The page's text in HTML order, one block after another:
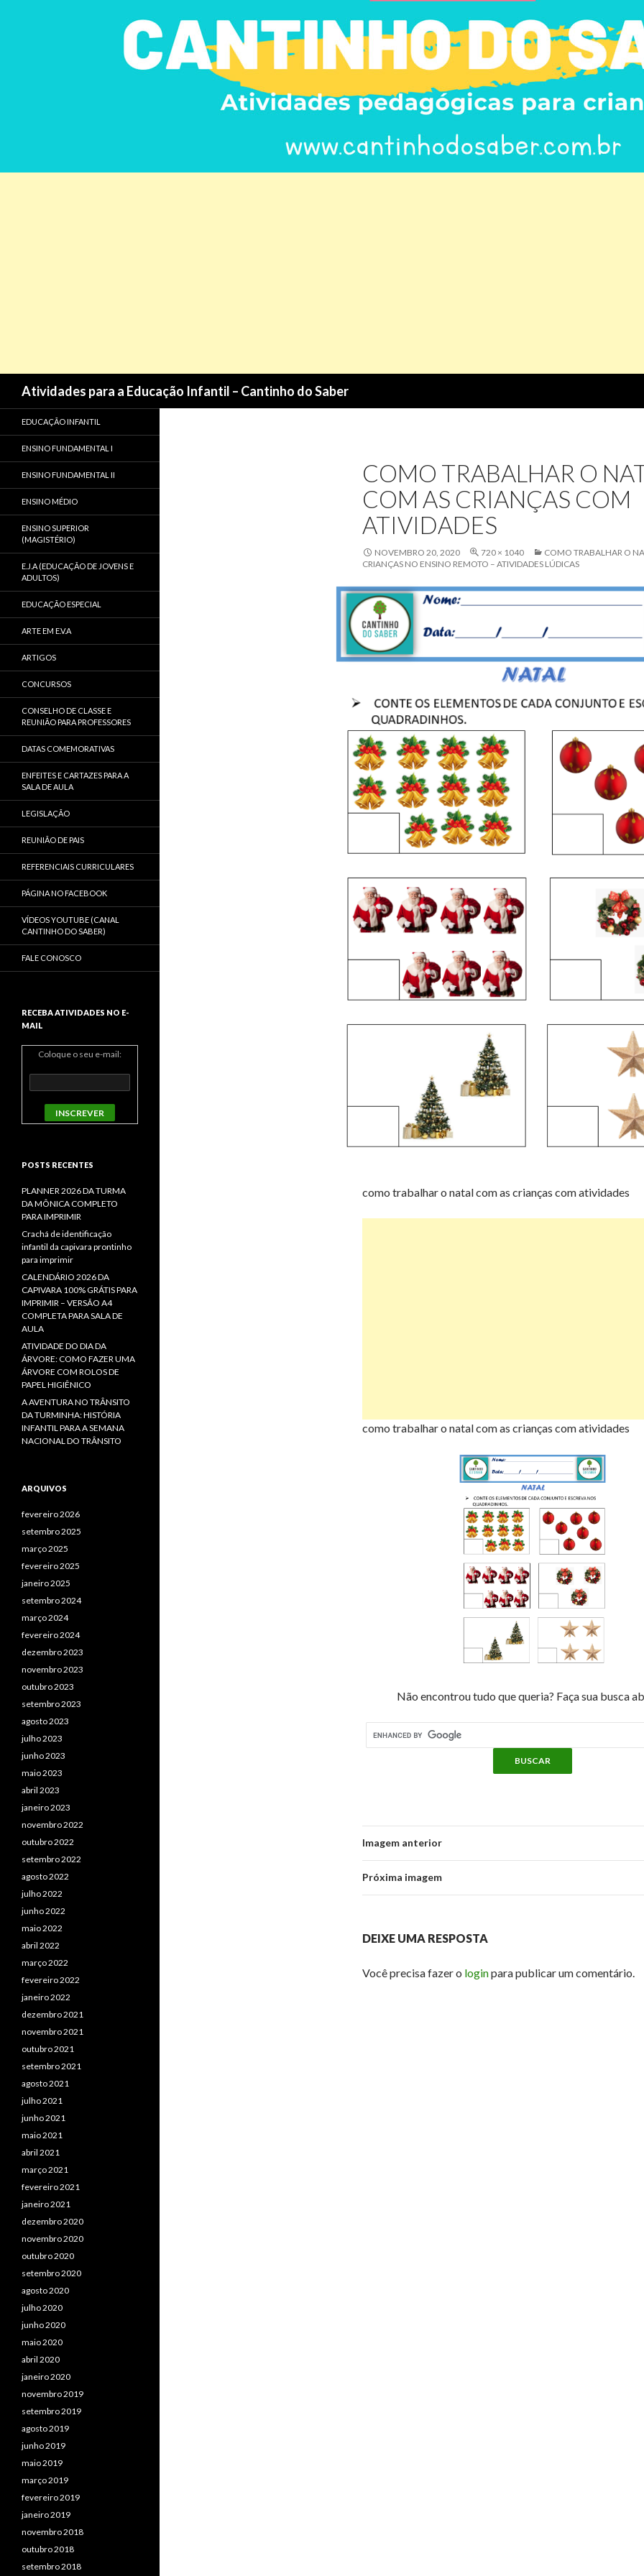
Atividades para a Educação Infantil – Cantinho do Saber
COMO TRABALHAR O
COM AS CRIANÇAS COM
ATIVIDADES
NOVEMBRO 20, 2020 720 × 1040
COMO TRABALHAR O
CRIANÇAS NO ENSINO REMOTO – ATIVIDADES LÚDICAS
como trabalhar o natal com as crianças com atividades
como trabalhar o natal com as crianças com atividades
Não encontrou tudo que queria? Faça sua busca
Imagem anterior
Próxima imagem
DEIXE UMA RESPOSTA
Você precisa fazer o loginpara publicar um comentário.
EDUCAÇÃO INFANTIL
ENSINO FUNDAMENTAL I
ENSINO FUNDAMENTAL II
ENSINO MÉDIO
ENSINO SUPERIOR
(MAGISTÉRIO)
E.J.A (EDUCAÇÃO DE JOVENS E
ADULTOS)
EDUCAÇÃO ESPECIAL
ARTE EM E.V.A
ARTIGOS
CONCURSOS
CONSELHO DE CLASSE E
REUNIÃO PARA PROFESSORES
DATAS COMEMORATIVAS
ENFEITES E CARTAZES PARA A
SALA DE AULA
LEGISLAÇÃO
REUNIÃO DE PAIS
REFERENCIAIS CURRICULARES
PÁGINA NO FACEBOOK
VÍDEOS YOUTUBE (CANAL
CANTINHO DO SABER)
FALE CONOSCO
RECEBA ATIVIDADES NO E-
MAIL
Coloque o seu e-mail:
POSTS RECENTES
PLANNER 2026 DA TURMA
DA MÔNICA COMPLETO
PARA IMPRIMIR
Crachá de identificação
infantil da capivara prontinho
para imprimir
CALENDÁRIO 2026 DA
CAPIVARA 100% GRÁTIS PARA
IMPRIMIR – VERSÃO A4
COMPLETA PARA SALA DE
AULA
ATIVIDADE DO DIA DA
ÁRVORE: COMO FAZER UMA
ÁRVORE COM ROLOS DE
PAPEL HIGIÊNICO
A AVENTURA NO TRÂNSITO
DA TURMINHA: HISTÓRIA
INFANTIL PARA A SEMANA
NACIONAL DO TRÂNSITO
ARQUIVOS
fevereiro 2026
setembro 2025
março 2025
fevereiro 2025
janeiro 2025
setembro 2024
março 2024
fevereiro 2024
dezembro 2023
novembro 2023
outubro 2023
setembro 2023
agosto 2023
julho 2023
junho 2023
maio 2023
abril 2023
janeiro 2023
novembro 2022
outubro 2022
setembro 2022
agosto 2022
julho 2022
junho 2022
maio 2022
abril 2022
março 2022
fevereiro 2022
janeiro 2022
dezembro 2021
novembro 2021
outubro 2021
setembro 2021
agosto 2021
julho 2021
junho 2021
maio 2021
abril 2021
março 2021
fevereiro 2021
janeiro 2021
dezembro 2020
novembro 2020
outubro 2020
setembro 2020
agosto 2020
julho 2020
junho 2020
maio 2020
abril 2020
janeiro 2020
novembro 2019
setembro 2019
agosto 2019
junho 2019
maio 2019
março 2019
fevereiro 2019
janeiro 2019
novembro 2018
outubro 2018
setembro 2018